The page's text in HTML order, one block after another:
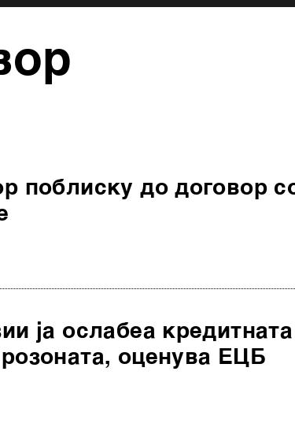
поблиску до договор
ја ослабеа кредитната
оценува ЕЦБ